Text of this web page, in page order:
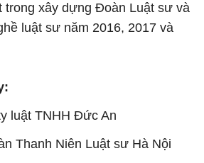
trong xây dựng Đoàn Luật sư và
luật sư năm 2016, 2017 và
luật TNHH Đức An
Thanh Niên Luật sư Hà Nội